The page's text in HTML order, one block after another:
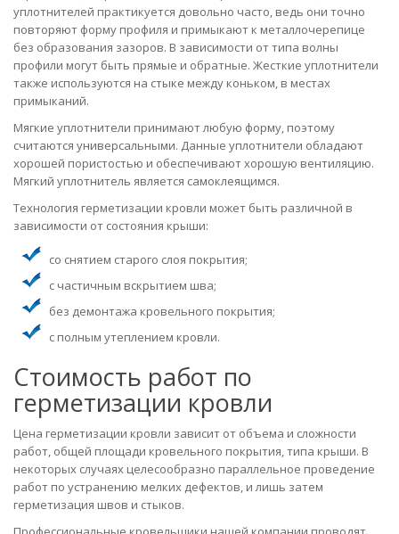
уплотнителей практикуется довольно часто, ведь они точно
повторяют форму профиля и примыкают к металлочерепице
без образования зазоров. В зависимости от типа волны
профили могут быть прямые и обратные. Жесткие уплотнители
также используются на стыке между коньком, в местах
примыканий.
Мягкие уплотнители принимают любую форму, поэтому
считаются универсальными. Данные уплотнители обладают
хорошей пористостью и обеспечивают хорошую вентиляцию.
Мягкий уплотнитель является самоклеящимся.
Технология герметизации кровли может быть различной в
зависимости от состояния крыши:
со снятием старого слоя покрытия;
с частичным вскрытием шва;
без демонтажа кровельного покрытия;
с полным утеплением кровли.
Стоимость работ по
герметизации кровли
Цена герметизации кровли зависит от объема и сложности
работ, общей площади кровельного покрытия, типа крыши. В
некоторых случаях целесообразно параллельное проведение
работ по устранению мелких дефектов, и лишь затем
герметизация швов и стыков.